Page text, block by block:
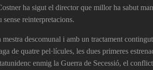
ha sigut el director que millor ha sabut
reinterpretacions.
descomunal i amb un tractament
de quatre pel·lícules, les dues primeres
enmig la Guerra de Secessió, el